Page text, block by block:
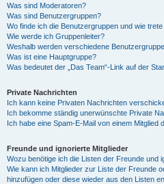
Was sind Moderatoren?
Was sind Benutzergruppen?
Wo finde ich die Benutzergruppen und wie
Wie werde ich Gruppenleiter?
Weshalb werden verschiedene
Was ist eine Hauptgruppe?
Was bedeutet der „Das Team“-Link auf der
Private Nachrichten
Ich kann keine Privaten Nachrichten
Ich bekomme ständig unerwünschte Private
Ich habe eine Spam-E-Mail von einem Mitglied
Freunde und ignorierte Mitglieder
Wozu benötige ich die Listen der Freunde und
Wie kann ich Mitglieder zur Liste der Freunde
hinzufügen oder diese wieder aus den Listen